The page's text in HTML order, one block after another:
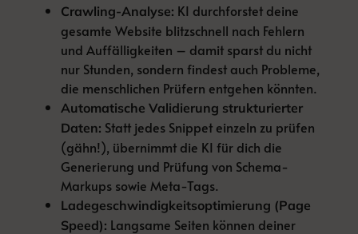
Crawling-Analyse: KI durchforstet deine
gesamte Website blitzschnell nach Fehlern
und Auffälligkeiten – damit sparst du nicht
nur Stunden, sondern findest auch Probleme,
die menschlichen Prüfern entgehen könnten.
Automatische Validierung strukturierter
Daten: Statt jedes Snippet einzeln zu prüfen
(gähn!), übernimmt die KI für dich die
Generierung und Prüfung von Schema-
Markups sowie Meta-Tags.
Ladegeschwindigkeitsoptimierung (Page
Speed): Langsame Seiten können deiner